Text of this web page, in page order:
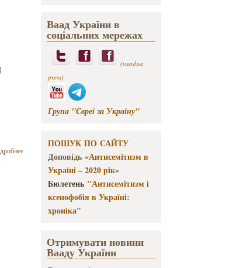
о Концерт
еврейской
состоится
Ваад України в
соціальних мережах
(vaadua
press)
Група "Євреї за Україну"
ПОШУК ПО САЙТУ
Доповідь «Антисемітизм в
Україні – 2020 рік»
Бюлетень "Антисемітизм і
ксенофобія в Україні:
хроніка"
Отримувати новини
Вааду України